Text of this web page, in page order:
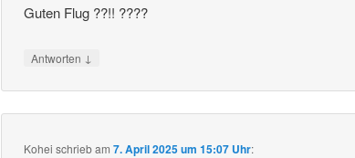
Guten Flug ??!! ????
Antworten ↓
Kohei schriebam7. April 2025 um 15:07 Uhr: